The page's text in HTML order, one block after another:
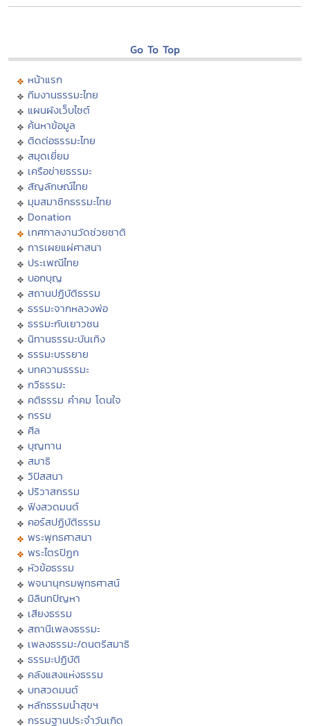
Go To Top
หน้าแรก
ทีมงานธรรมะไทย
แผนผังเว็บไซต์
ค้นหาข้อมูล
ติดต่อธรรมะไทย
สมุดเยี่ยม
เครือข่ายธรรมะ
สัญลักษณ์ไทย
มุมสมาชิกธรรมะไทย
Donation
เทศกาลงานวัดช่วยชาติ
การเผยแผ่ศาสนา
ประเพณีไทย
บอกบุญ
สถานปฏิบัติธรรม
ธรรมะจากหลวงพ่อ
ธรรมะกับเยาวชน
นิทานธรรมะบันเทิง
ธรรมะบรรยาย
บทความธรรมะ
กวีธรรมะ
คติธรรม คำคม โดนใจ
กรรม
ศีล
บุญทาน
สมาธิ
วิปัสสนา
ปริวาสกรรม
ฟังสวดมนต์
คอร์สปฏิบัติธรรม
พระพุทธศาสนา
พระไตรปิฏก
หัวข้อธรรม
พจนานุกรมพุทธศาสน์
มิลินทปัญหา
เสียงธรรม
สถานีเพลงธรรมะ
เพลงธรรมะ/ดนตรีสมาธิ
ธรรมะปฏิบัติ
คลังแสงแห่งธรรม
บทสวดมนต์
หลักธรรมนำสุขฯ
กรรมฐานประจำวันเกิด